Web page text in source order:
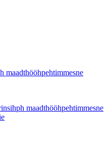
maadthööhpehtimmesne
maadthööhpehtimmesne